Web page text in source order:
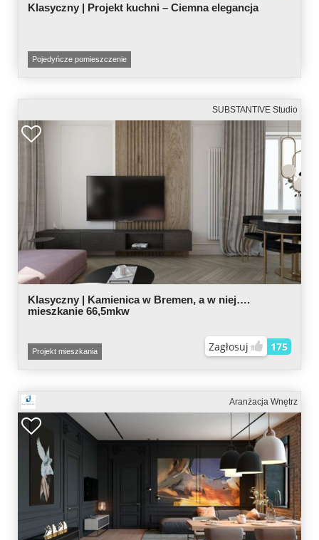
Klasyczny | Projekt kuchni – Ciemna elegancja
Pojedyńcze pomieszczenie
SUBSTANTIVE Studio
Klasyczny | Kamienica w Bremen, a w niej….
mieszkanie 66,5mkw
Projekt mieszkania Zagłosuj 175
Aranżacja Wnętrz